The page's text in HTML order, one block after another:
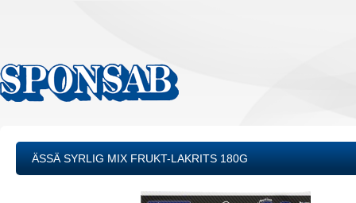
ÄSSÄ SYRLIG MIX FRUKT-LAKRITS 180G